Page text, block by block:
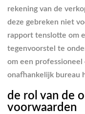
rekening van de
deze gebreken niet
rapport tenslotte om
tegenvoorstel te
om een professioneel
onafhankelijk bureau
de rol van de
voorwaarden